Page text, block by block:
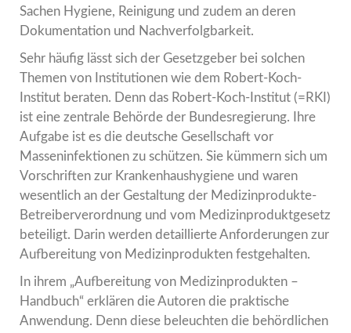
Sachen Hygiene, Reinigung und zudem an deren
Dokumentation und Nachverfolgbarkeit.
Sehr häufig lässt sich der Gesetzgeber bei solchen
Themen von Institutionen wie dem Robert-Koch-
Institut beraten. Denn das Robert-Koch-Institut (=RKI)
ist eine zentrale Behörde der Bundesregierung. Ihre
Aufgabe ist es die deutsche Gesellschaft vor
Masseninfektionen zu schützen. Sie kümmern sich um
Vorschriften zur Krankenhaushygiene und waren
wesentlich an der Gestaltung der Medizinprodukte-
Betreiberverordnung und vom Medizinproduktgesetz
beteiligt. Darin werden detaillierte Anforderungen zur
Aufbereitung von Medizinprodukten festgehalten.
In ihrem „Aufbereitung von Medizinprodukten –
Handbuch“ erklären die Autoren die praktische
Anwendung. Denn diese beleuchten die behördlichen